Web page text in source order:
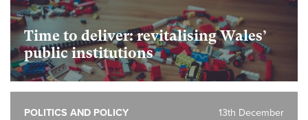
Time to deliver: revitalising Wales’
public institutions
13th December
POLITICS AND POLICY